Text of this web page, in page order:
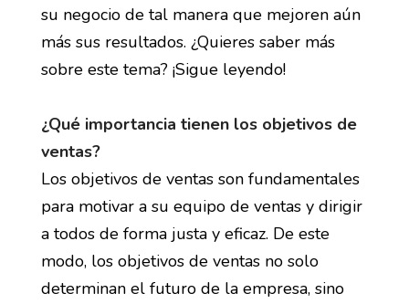
su negocio de tal manera que mejoren aún
más sus resultados. ¿Quieres saber más
sobre este tema? ¡Sigue leyendo!
¿Qué importancia tienen los objetivos de
ventas?
Los objetivos de ventas son fundamentales
para motivar a su equipo de ventas y dirigir
a todos de forma justa y eficaz. De este
modo, los objetivos de ventas no solo
determinan el futuro de la empresa, sino